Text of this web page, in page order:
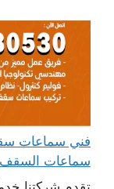
سماعات السقف